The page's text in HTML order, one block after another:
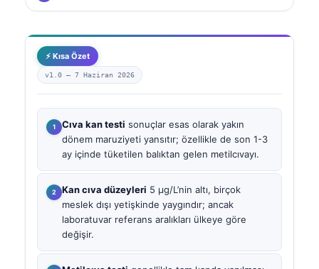
⚡ Kısa Özet
v1.0 — 7 Haziran 2026
Cıva kan testi sonuçlar esas olarak yakın
dönem maruziyeti yansıtır; özellikle de son 1-3
ay içinde tüketilen balıktan gelen metilcıvayı.
Kan cıva düzeyleri 5 µg/L’nin altı, birçok
meslek dışı yetişkinde yaygındır; ancak
laboratuvar referans aralıkları ülkeye göre
değişir.